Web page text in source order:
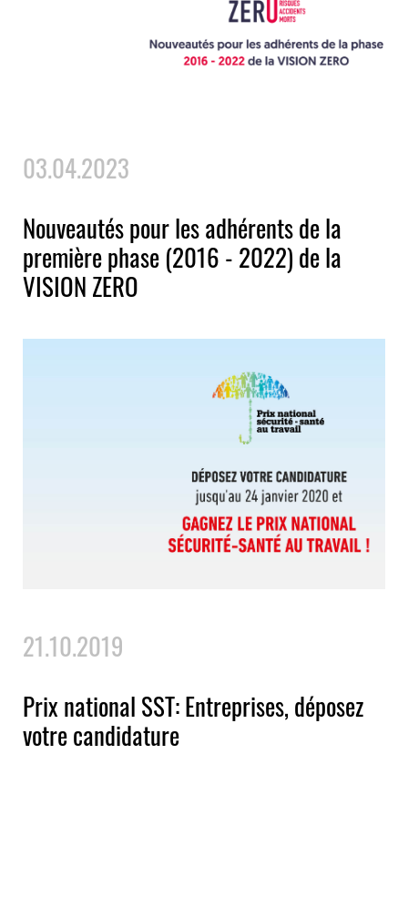
03.04.2023
Nouveautés pour les adhérents de la
première phase (2016 - 2022) de la
VISION ZERO
21.10.2019
Prix national SST: Entreprises, déposez
votre candidature